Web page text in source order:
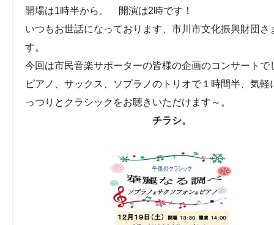
開場は1時半から。 開演は2時です！
いつもお世話になっております、市川市文化振興財団さ
す。
今回は市民音楽サポーターの皆様の企画のコンサートで
ピアノ、サックス、ソプラノのトリオで１時間半、気軽
っつりとクラシックをお聴きいただけます～。
チラシ。